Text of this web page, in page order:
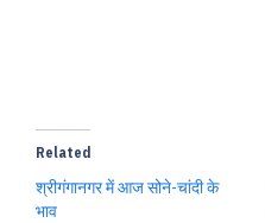
Related
श्रीगंगानगर में आज सोने-चांदी के
भाव